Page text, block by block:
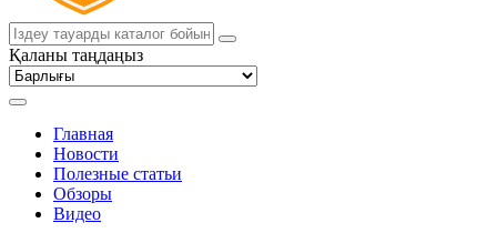
Қаланы таңдаңыз
Главная
Новости
Полезные статьи
Обзоры
Видео